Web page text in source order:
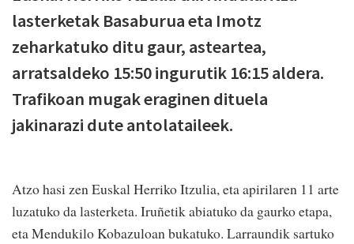
lasterketak Basaburua eta Imotz
zeharkatuko ditu gaur, asteartea,
arratsaldeko 15:50 ingurutik 16:15 aldera.
Trafikoan mugak eraginen dituela
jakinarazi dute antolataileek.
Atzo hasi zen Euskal Herriko Itzulia, eta apirilaren 11 arte
luzatuko da lasterketa. Iruñetik abiatuko da gaurko etapa,
eta Mendukilo Kobazuloan bukatuko. Larraundik sartuko